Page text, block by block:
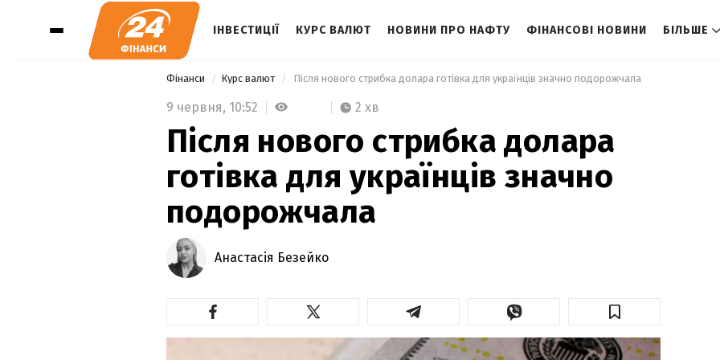
ІНВЕСТИЦІЇ КУРС ВАЛЮТ НОВИНИ ПРО НАФТУ ФІНАНСОВІ НОВИНИ БІЛЬШЕ
Фінанси Курс валют Після нового стрибка долара готівка для українців значно подорожчала
9 червня, 10:52 2 хв
Після нового стрибка долара
готівка для українців значно
подорожчала
Анастасія Безейко